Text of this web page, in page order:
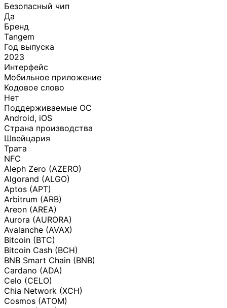
Безопасный чип
Да
Бренд
Tangem
Год выпуска
2023
Интерфейс
Мобильное приложение
Кодовое слово
Нет
Поддерживаемые ОС
Android, iOS
Страна производства
Швейцария
Трата
NFC
Aleph Zero (AZERO)
Algorand (ALGO)
Aptos (APT)
Arbitrum (ARB)
Areon (AREA)
Aurora (AURORA)
Avalanche (AVAX)
Bitcoin (BTC)
Bitcoin Cash (BCH)
BNB Smart Chain (BNB)
Cardano (ADA)
Celo (CELO)
Chia Network (XCH)
Cosmos (ATOM)